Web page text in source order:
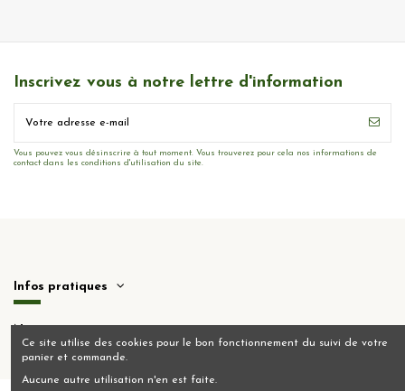
Inscrivez vous à notre lettre d'information
Vous pouvez vous désinscrire à tout moment. Vous trouverez pour cela nos informations de
contact dans les conditions d'utilisation du site.
Infos pratiques
Ce site utilise des cookies pour le bon fonctionnement du suivi de votre
panier et commande.
Aucune autre utilisation n'en est faite.